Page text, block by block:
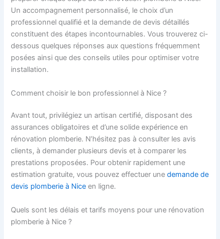
Un accompagnement personnalisé, le choix d’un
professionnel qualifié et la demande de devis détaillés
constituent des étapes incontournables. Vous trouverez ci-
dessous quelques réponses aux questions fréquemment
posées ainsi que des conseils utiles pour optimiser votre
installation.
Comment choisir le bon professionnel à Nice ?
Avant tout, privilégiez un artisan certifié, disposant des
assurances obligatoires et d’une solide expérience en
rénovation plomberie. N’hésitez pas à consulter les avis
clients, à demander plusieurs devis et à comparer les
prestations proposées. Pour obtenir rapidement une
estimation gratuite, vous pouvez effectuer unedemande de
devis plomberie à Nice en ligne.
Quels sont les délais et tarifs moyens pour une rénovation
plomberie à Nice ?